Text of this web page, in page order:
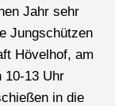
Jahr sehr
Jungschützen
Hövelhof, am
10-13 Uhr
in die